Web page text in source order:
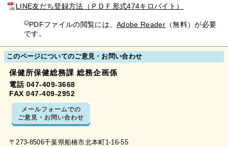
LINE友だち登録方法（ＰＤＦ形式474キロバイト）
PDFファイルの閲覧には、Adobe Reader （無料）が必要
です。
このページについてのご意見・お問い合わせ
保健所保健総務課 総務企画係
電話 047-409-3668
FAX 047-409-2952
メールフォームでの
ご意見・お問い合わせ
〒273-8506千葉県船橋市北本町1-16-55